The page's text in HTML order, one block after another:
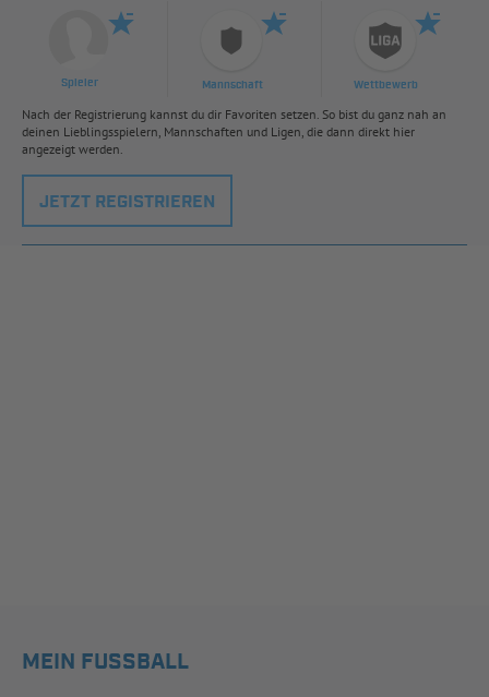
Spieler Mannschaft Wettbewerb
Nach der Registrierung kannst du dir Favoriten setzen. So bist du ganz nah an
deinen Lieblingsspielern, Mannschaften und Ligen, die dann direkt hier
angezeigt werden.
JETZT REGISTRIEREN
MEIN FUSSBALL